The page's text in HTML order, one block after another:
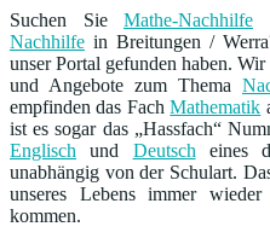
Suchen Sie Mathe-Nachhilfe
Nachhilfe in Breitungen /
unser Portal gefunden haben.
und Angebote zum Thema
empfinden das FachMathematik
ist es sogar das „Hassfach“
Englisch und Deutsch eines
unabhängig von der Schulart.
unseres Lebens immer
kommen.